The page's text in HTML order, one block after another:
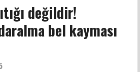
değildir!
bel kayması